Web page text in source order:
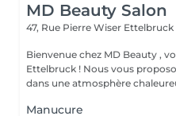
MD Beauty Salon
47, Rue Pierre Wiser Ettelbruck
Bienvenue chez MD Beauty ,
Ettelbruck ! Nous vous proposons une large gamme de soins,
dans une atmosphère
Manucure